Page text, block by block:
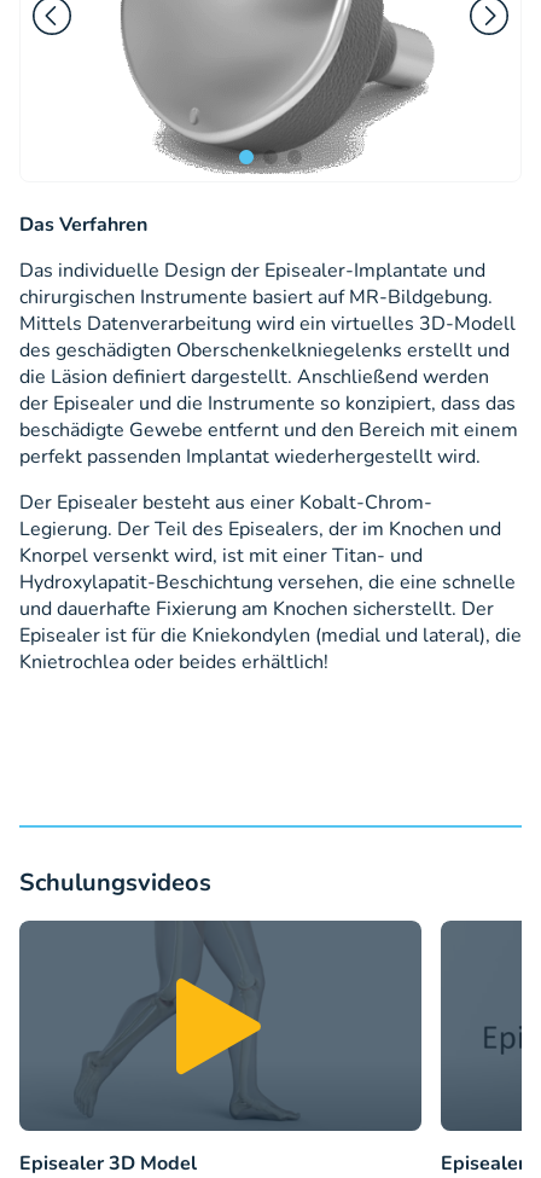
Das Verfahren
Das individuelle Design der Episealer-Implantate und
chirurgischen Instrumente basiert auf MR-Bildgebung.
Mittels Datenverarbeitung wird ein virtuelles 3D-Modell
des geschädigten Oberschenkelkniegelenks erstellt und
die Läsion definiert dargestellt. Anschließend werden
der Episealer und die Instrumente so konzipiert, dass das
beschädigte Gewebe entfernt und den Bereich mit einem
perfekt passenden Implantat wiederhergestellt wird.
Der Episealer besteht aus einer Kobalt-Chrom-
Legierung. Der Teil des Episealers, der im Knochen und
Knorpel versenkt wird, ist mit einer Titan- und
Hydroxylapatit-Beschichtung versehen, die eine schnelle
und dauerhafte Fixierung am Knochen sicherstellt. Der
Episealer ist für die Kniekondylen (medial und lateral), die
Knietrochlea oder beides erhältlich!
Schulungs­videos
Episealer 3D Model Episealer